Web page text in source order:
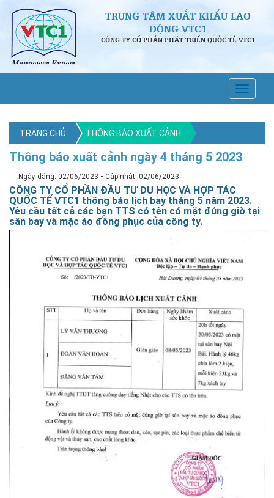
TRUNG TÂM XUẤT KHẨU LAO
ĐỘNG VTC1
CÔNG TY CỔ PHẦN PHÁT TRIỂN QUỐC TẾ VTC1
TRANG CHỦ THÔNG BÁO XUẤT CẢNH
Thông báo xuất cảnh ngày 4 tháng 5 2023
Ngày đăng: 02/06/2023 - Cập nhật: 02/06/2023
CÔNG TY CỔ PHẦN ĐẦU TƯ DU HỌC VÀ HỢP TÁC
QUỐC TẾ VTC1 thông báo lịch bay tháng 5 năm 2023.
Yêu cầu tất cả các bạn TTS có tên có mặt đúng giờ tại
sân bay và mặc áo đồng phục của công ty.